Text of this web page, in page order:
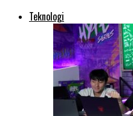
Teknologi